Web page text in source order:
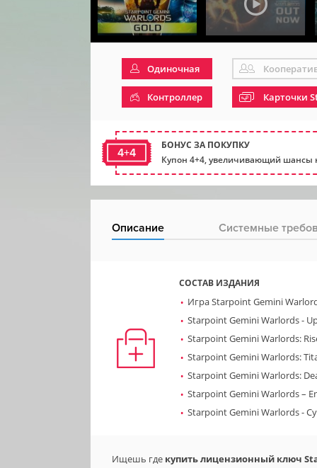
Одиночная
Контроллер Карточки
4+4
БОНУС ЗА ПОКУПКУ
Купон 4+4, увеличивающий шансы
Описание Системные
СОСТАВ ИЗДАНИЯ
Игра Starpoint Gemini
Starpoint Gemini Warlords -
Starpoint Gemini Warlords:
Starpoint Gemini Warlords:
Starpoint Gemini Warlords:
Starpoint Gemini Warlords –
Starpoint Gemini Warlords -
Ищешь где купить лицензионный ключ